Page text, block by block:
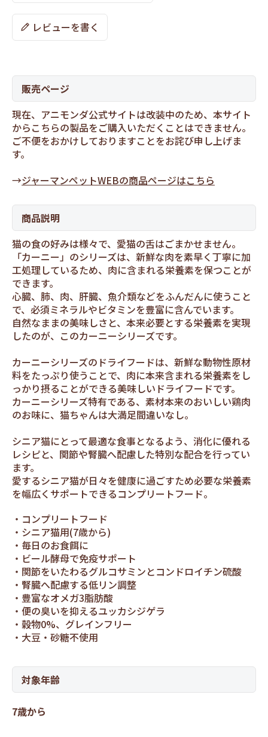
レビューを書く
販売ページ
現在、アニモンダ公式サイトは改装中のため、本サイト
からこちらの製品をご購入いただくことはできません。
ご不便をおかけしておりますことをお詫び申し上げま
す。
→ジャーマンペットWEBの商品ページはこちら
商品説明
猫の食の好みは様々で、愛猫の舌はごまかせません。
「カーニー」のシリーズは、新鮮な肉を素早く丁寧に加
工処理しているため、肉に含まれる栄養素を保つことが
できます。
心臓、肺、肉、肝臓、魚介類などをふんだんに使うこと
で、必須ミネラルやビタミンを豊富に含んでいます。
自然なままの美味しさと、本来必要とする栄養素を実現
したのが、このカーニーシリーズです。
カーニーシリーズのドライフードは、新鮮な動物性原材
料をたっぷり使うことで、肉に本来含まれる栄養素をし
っかり摂ることができる美味しいドライフードです。
カーニーシリーズ特有である、素材本来のおいしい鶏肉
のお味に、猫ちゃんは大満足間違いなし。
シニア猫にとって最適な食事となるよう、消化に優れる
レシピと、関節や腎臓へ配慮した特別な配合を行ってい
ます。
愛するシニア猫が日々を健康に過ごすため必要な栄養素
を幅広くサポートできるコンプリートフード。
コンプリートフード
シニア猫用(7歳から)
毎日のお食餌に
ビール酵母で免疫サポート
関節をいたわるグルコサミンとコンドロイチン硫酸
腎臓へ配慮する低リン調整
豊富なオメガ3脂肪酸
便の臭いを抑えるユッカシジゲラ
穀物0%、グレインフリー
大豆・砂糖不使用
対象年齢
7歳から